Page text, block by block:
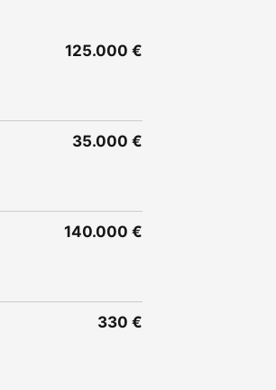
125.000 €
35.000 €
140.000 €
330 €